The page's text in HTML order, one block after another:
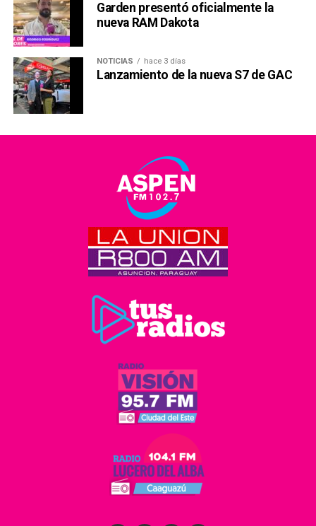
Garden presentó oficialmente la
nueva RAM Dakota
NOTICIAS hace 3 días
Lanzamiento de la nueva S7 de GAC